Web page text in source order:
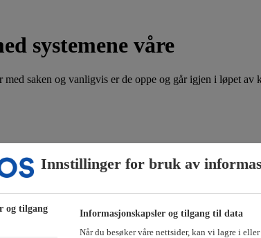
systemene våre
saken og vanligvis er de oppe og går igjen i løpet
bolig det gjelder. Husk å få med ditt navn,
posten til:
hammersborg@obos.no
posten til:forkjop@obos.no
Styrerommet eller Vibbo?
Innstillinger for bruk av
og tilgang
Informasjonskapsler og tilgang til data
Når du besøker våre nettsider, kan vi lagre i